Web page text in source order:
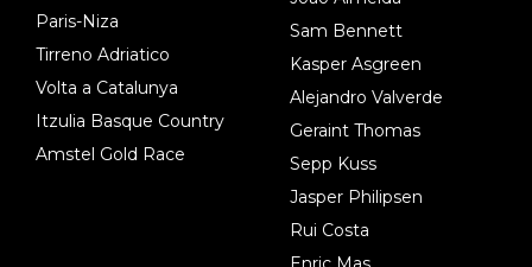
Paris-Niza
Tirreno Adriatico
Volta a Catalunya
Itzulia Basque Country
Amstel Gold Race
Sam Bennett
Kasper Asgreen
Alejandro Valverde
Geraint Thomas
Sepp Kuss
Jasper Philipsen
Rui Costa